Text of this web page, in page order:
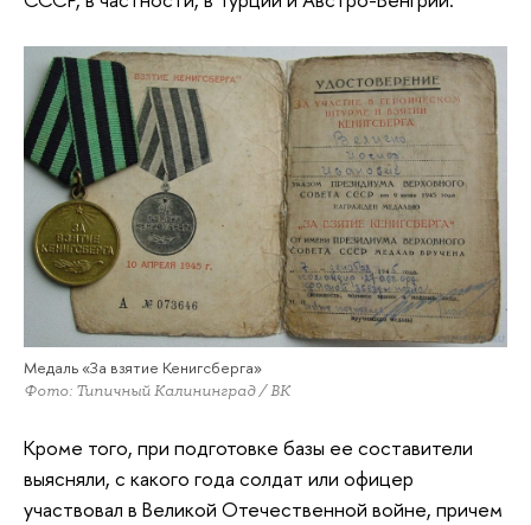
Медаль «За взятие Кенигсберга»
Фото: Типичный Калининград / ВК
Кроме того, при подготовке базы ее составители
выясняли, с какого года солдат или офицер
участвовал в Великой Отечественной войне, причем